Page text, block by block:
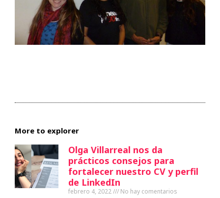
More to explorer
Olga Villarreal nos da
prácticos consejos para
fortalecer nuestro CV y perfil
de LinkedIn
febrero 4, 2022 No hay comentarios